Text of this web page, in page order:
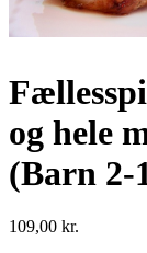
og hele
(Barn 2-
109,00 kr.